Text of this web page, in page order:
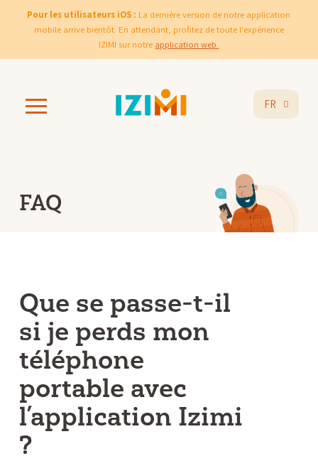
Pour les utilisateurs iOS : La dernière version de notre application
mobile arrive bientôt. En attendant, profitez de toute l'expérience
IZIMI sur notre application web.
FR
FAQ
Que se passe-t-il
si je perds mon
téléphone
portable avec
l’application Izimi
?